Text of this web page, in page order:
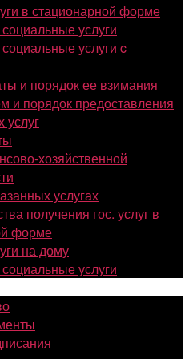
в стационарной форме
услуги
услуги c
и порядок ее взимания
и порядок предоставления
услуг
хозяйственной
услугах
получения гос. услуг в
форме
на дому
услуги